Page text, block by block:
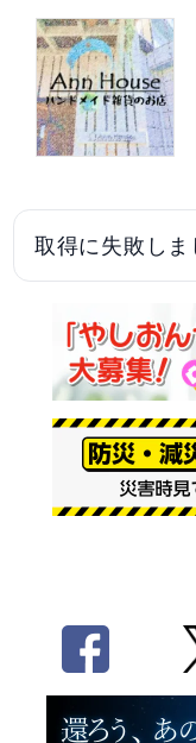
取得に失敗し